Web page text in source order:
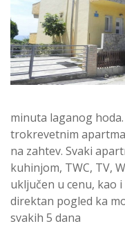
minuta laganog
trokrevetnim
na zahtev. Svaki
kuhinjom, TWC, TV,
uključen u cenu, kao
direktan pogled ka
svakih 5 dana